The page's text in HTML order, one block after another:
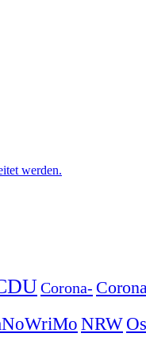
werden.
Corona-
NRW